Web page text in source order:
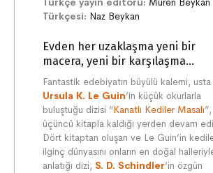
Türkçesi: Naz Beykan
Evden her uzaklaşma yeni bir
macera, yeni bir karşılaşma...
Fantastik edebiyatın büyülü kalemi, usta
Ursula K. Le Guin’in küçük okurlarla
buluştuğu dizisi “Kanatlı Kediler Masalı”,
üçüncü kitapla kaldığı yerden devam
Dört kitaptan oluşan ve Le Guin’in
ilginç dünyasını onların en doğal
anlatığı dizi, S. D. Schindler’in özgün